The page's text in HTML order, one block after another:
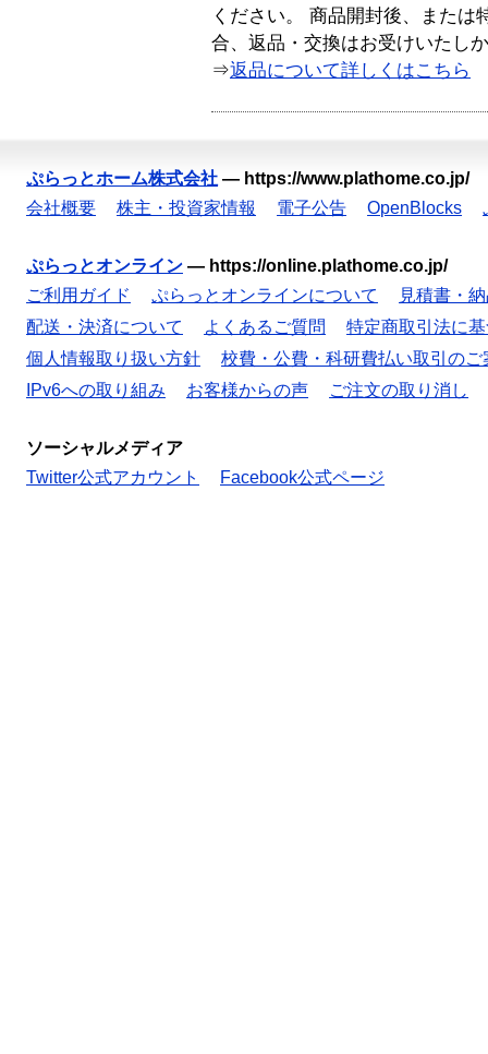
ください。 商品開封後、または
合、返品・交換はお受けいたし
⇒返品について詳しくはこちら
ぷらっとホーム株式会社 — https://www.plathome.co.jp/
会社概要
株主・投資家情報 電子公告 OpenBlocks
ぷらっとオンライン — https://online.plathome.co.jp/
ご利用ガイド
ぷらっとオンラインについて
見積書・
配送・決済について
よくあるご質問
特定商取引法に
個人情報取り扱い方針
校費・公費・科研費払い取引のご
IPv6への取り組み
お客様からの声 ご注文の取り消し
ソーシャルメディア
Twitter公式アカウント
Facebook公式ページ